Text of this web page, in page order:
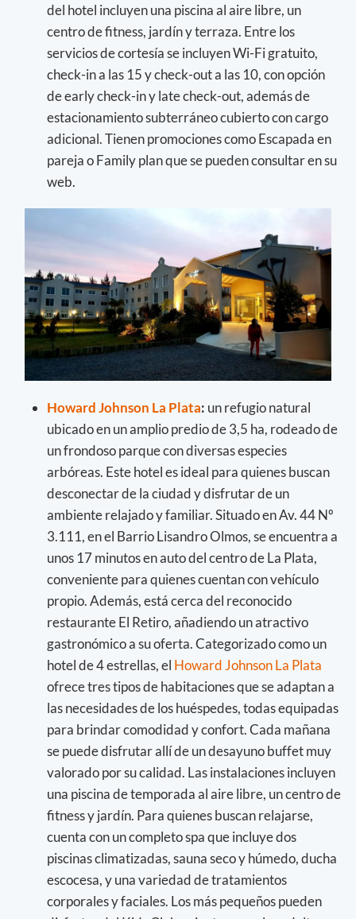
del hotel incluyen una piscina al aire libre, un
centro de fitness, jardín y terraza. Entre los
servicios de cortesía se incluyen Wi-Fi gratuito,
check-in a las 15 y check-out a las 10, con opción
de early check-in y late check-out, además de
estacionamiento subterráneo cubierto con cargo
adicional. Tienen promociones como Escapada en
pareja o Family plan que se pueden consultar en su
web.
Howard Johnson La Plata: un refugio natural
ubicado en un amplio predio de 3,5 ha, rodeado de
un frondoso parque con diversas especies
arbóreas. Este hotel es ideal para quienes buscan
desconectar de la ciudad y disfrutar de un
ambiente relajado y familiar. Situado en Av. 44 Nº
3.111, en el Barrio Lisandro Olmos, se encuentra a
unos 17 minutos en auto del centro de La Plata,
conveniente para quienes cuentan con vehículo
propio. Además, está cerca del reconocido
restaurante El Retiro, añadiendo un atractivo
gastronómico a su oferta. Categorizado como un
hotel de 4 estrellas, el Howard Johnson La Plata
ofrece tres tipos de habitaciones que se adaptan a
las necesidades de los huéspedes, todas equipadas
para brindar comodidad y confort. Cada mañana
se puede disfrutar allí de un desayuno buffet muy
valorado por su calidad. Las instalaciones incluyen
una piscina de temporada al aire libre, un centro de
fitness y jardín. Para quienes buscan relajarse,
cuenta con un completo spa que incluye dos
piscinas climatizadas, sauna seco y húmedo, ducha
escocesa, y una variedad de tratamientos
corporales y faciales. Los más pequeños pueden